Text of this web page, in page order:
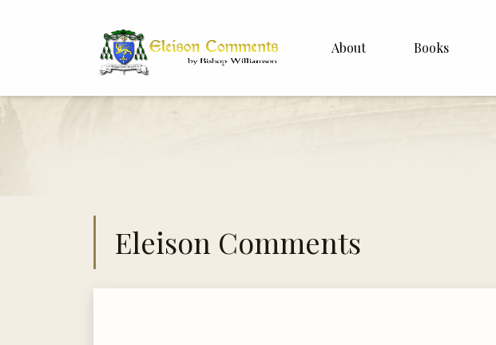
About Books
Eleison Comments